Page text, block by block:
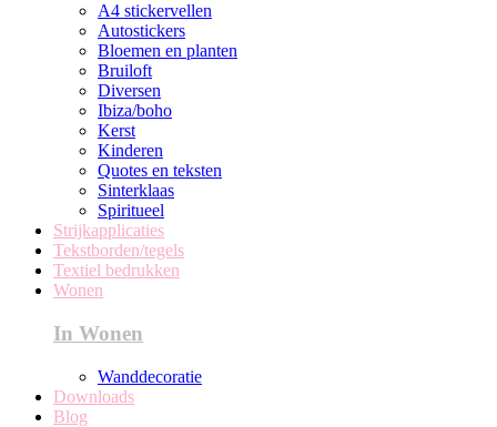
A4 stickervellen
Autostickers
Bloemen en planten
Bruiloft
Diversen
Ibiza/boho
Kerst
Kinderen
Quotes en teksten
Sinterklaas
Spiritueel
Strijkapplicaties
Tekstborden/tegels
Textiel bedrukken
Wonen
In Wonen
Wanddecoratie
Downloads
Blog